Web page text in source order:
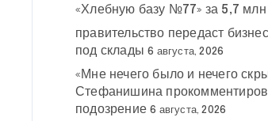
«Хлебную базу №77» за 5,7 млн
правительство передаст
под склады 6 августа, 2026
«Мне нечего было и нечего
Стефанишина
подозрение 6 августа, 2026